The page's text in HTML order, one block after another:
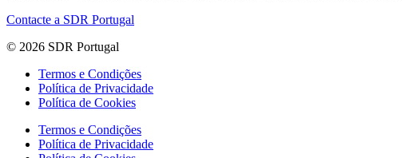
Contacte a SDR Portugal
© 2026 SDR Portugal
Termos e Condições
Política de Privacidade
Política de Cookies
Termos e Condições
Política de Privacidade